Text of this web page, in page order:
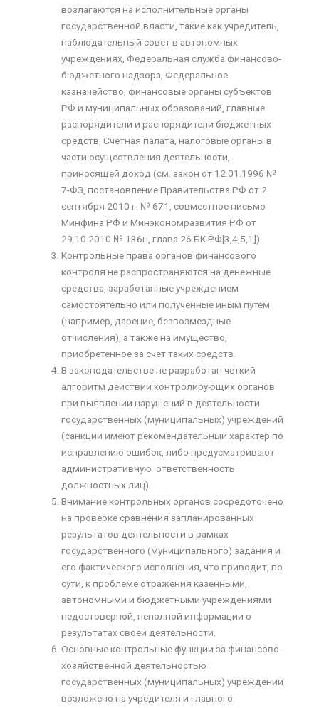
возлагаются на исполнительные органы
государственной власти, такие как учредитель,
наблюдательный совет в автономных
учреждениях, Федеральная служба финансово-
бюджетного надзора, Федеральное
казначейство, финансовые органы субъектов
РФ и муниципальных образований, главные
распорядители и распорядители бюджетных
средств, Счетная палата, налоговые органы в
части осуществления деятельности,
приносящей доход (см. закон от 12.01.1996 №
7-ФЗ, постановление Правительства РФ от 2
сентября 2010 г. № 671, совместное письмо
Минфина РФ и Минэкономразвития РФ от
29.10.2010 № 136н, глава 26 БК РФ[3,4,5,1]).
Контрольные права органов финансового
контроля не распространяются на денежные
средства, заработанные учреждением
самостоятельно или полученные иным путем
(например, дарение, безвозмездные
отчисления), а также на имущество,
приобретенное за счет таких средств.
В законодательстве не разработан четкий
алгоритм действий контролирующих органов
при выявлении нарушений в деятельности
государственных (муниципальных) учреждений
(санкции имеют рекомендательный характер по
исправлению ошибок, либо предусматривают
административную ответственность
должностных лиц).
Внимание контрольных органов сосредоточено
на проверке сравнения запланированных
результатов деятельности в рамках
государственного (муниципального) задания и
его фактического исполнения, что приводит, по
сути, к проблеме отражения казенными,
автономными и бюджетными учреждениями
недостоверной, неполной информации о
результатах своей деятельности.
Основные контрольные функции за финансово-
хозяйственной деятельностью
государственных (муниципальных) учреждений
возложено на учредителя и главного